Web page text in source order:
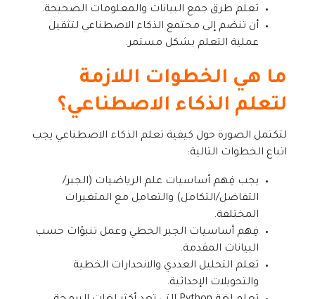
تعلم طرق جمع البيانات والمعلومات الصحيحة.
أن تنضم إلى مجتمع الذكاء الاصطناعي لتثقيل
عملية التعلم بشكل مستمر.
ما هي الخطوات اللازمة
لتعلم الذكاء الاصطناعي؟
لتكتمل الصورة حول كيفية تعلم الذكاء الاصطناعي يجب
اتباع الخطوات التالية:
يجب فِهم أساسيات علم الرياضيات (الجبر/
التفاضل/التكامل) والتعامل مع المتغيرات
المختلفة.
فِهم أساسيات الجبر الخطي وعمل تنبؤات حسب
البيانات المقدمة.
تعلم التحليل العددي والانحدارات الخطية
والتحويلات الإحداثية.